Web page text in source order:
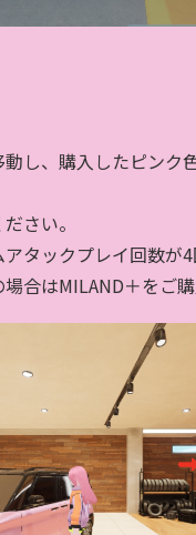
し、購入したピン
さい。
タックプレイ回数が
合はMILAND＋をご購